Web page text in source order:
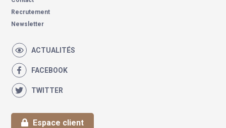
Recrutement
Newsletter
ACTUALITÉS
FACEBOOK
TWITTER
Espace client